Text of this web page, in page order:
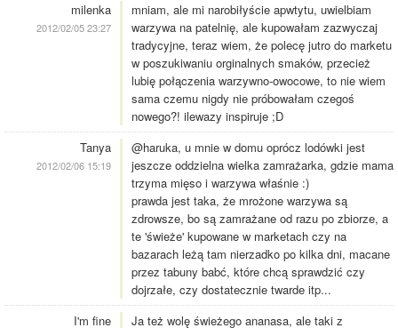
milenka
2012/02/05 23:27
mniam, ale mi narobiłyście apwtytu, uwielbiam
warzywa na patelnię, ale kupowałam zazwyczaj
tradycyjne, teraz wiem, że polecę jutro do marketu
w poszukiwaniu orginalnych smaków, przecież
lubię połączenia warzywno-owocowe, to nie wiem
sama czemu nigdy nie próbowałam czegoś
nowego?! ilewazy inspiruje ;D
Tanya
2012/02/06 15:19
@haruka, u mnie w domu oprócz lodówki jest
jeszcze oddzielna wielka zamrażarka, gdzie mama
trzyma mięso i warzywa właśnie :)
prawda jest taka, że mrożone warzywa są
zdrowsze, bo są zamrażane od razu po zbiorze, a
te 'świeże' kupowane w marketach czy na
bazarach leżą tam nierzadko po kilka dni, macane
przez tabuny babć, które chcą sprawdzić czy
dojrzałe, czy dostatecznie twarde itp...
I'm fine
Ja też wolę świeżego ananasa, ale taki z